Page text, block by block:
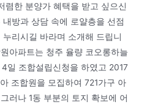
렴한 분양가 혜택을 받고 싶으신
방과 상담 속에 로얄층을 선점
리시길 바라며 소개해 드립니
아파트는 청주 율량 코오롱하늘
일 조합설립신청을 하였고 2017
조합원을 모집하여 721가구 아
러나 1동 부분의 토지 확보에 어